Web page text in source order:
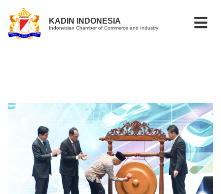
KADIN INDONESIA
Indonesian Chamber of Commerce and Industry